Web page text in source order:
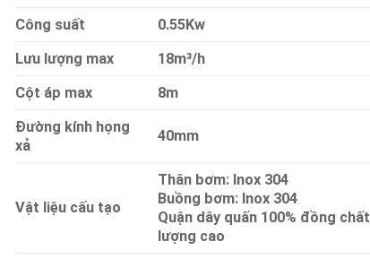
Công suất
0.55Kw
Lưu lượng max
18m³/h
Cột áp max
8m
Đường kính họng
xả
40mm
Vật liệu cấu tạo
Thân bơm: Inox 304
Buồng bơm: Inox 304
Quận dây quấn 100% đồng chất
lượng cao